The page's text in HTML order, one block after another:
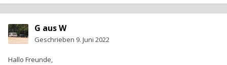
G aus W
Geschrieben 9. Juni 2022
Hallo Freunde,